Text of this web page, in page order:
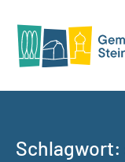
Schlagwort: